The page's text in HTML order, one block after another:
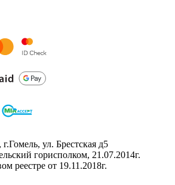
ул. Брестская д5
горисполком, 21.07.2014г.
реестре от 19.11.2018г.